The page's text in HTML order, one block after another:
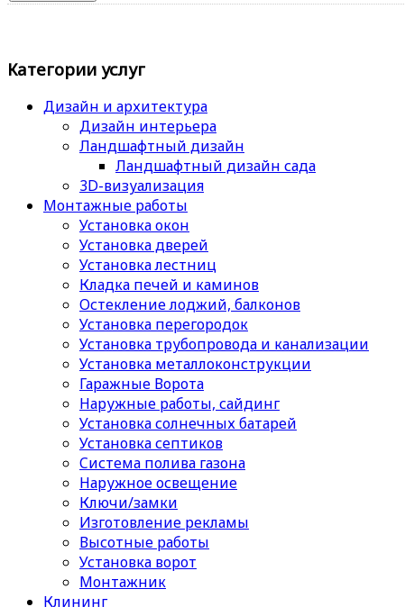
Категории услуг
Дизайн и архитектура
Дизайн интерьера
Ландшафтный дизайн
Ландшафтный дизайн сада
3D-визуализация
Монтажные работы
Установка окон
Установка дверей
Установка лестниц
Кладка печей и каминов
Остекление лоджий, балконов
Установка перегородок
Установка трубопровода и канализации
Установка металлоконструкции
Гаражные Ворота
Наружные работы, сайдинг
Установка солнечных батарей
Установка септиков
Cистема полива газона
Наружное освещение
Ключи/замки
Изготовление рекламы
Высотные работы
Установка ворот
Монтажник
Клининг